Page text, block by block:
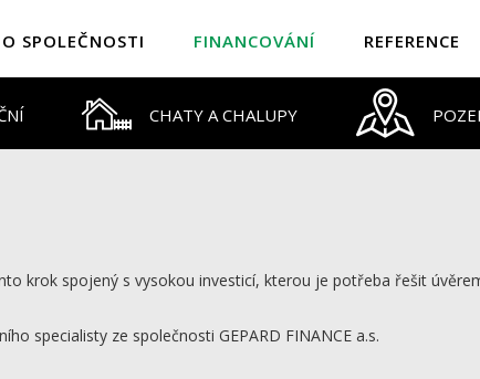
O SPOLEČNOSTI FINANCOVÁNÍ REFERENCE
CHATY A CHALUPY
krok spojený s vysokou investicí, kterou je potřeba řešit
specialisty ze společnosti GEPARD FINANCE a.s.